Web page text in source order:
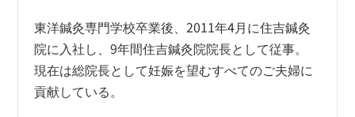
東洋鍼灸専門学校卒業後、2011年4月に住吉鍼灸
院に入社し、9年間住吉鍼灸院院長として従事。
現在は総院長として妊娠を望むすべてのご夫婦に
貢献している。